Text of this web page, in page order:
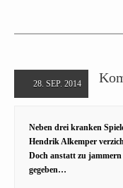
28. SEP. 2014
Neben drei kranken
Hendrik Alkemper
Doch anstatt zu
gegeben…